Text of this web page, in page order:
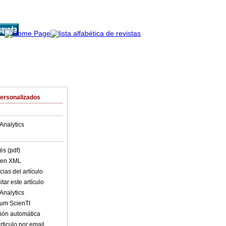
(pdf)
XML
del artículo
este artículo
ScienTI
automática